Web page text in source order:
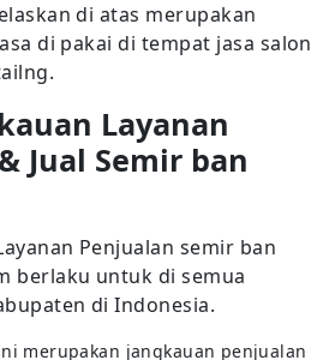
di atas merupakan
di pakai di tempat jasa salon
Layanan
Jual Semir ban
Penjualan semir ban
berlaku untuk di semua
di Indonesia.
merupakan jangkauan penjualan